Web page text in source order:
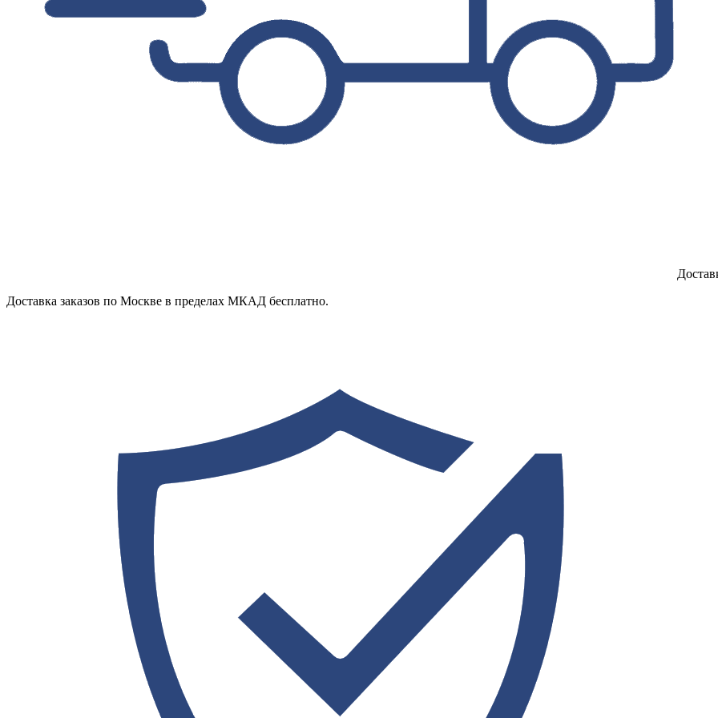
Доставка заказов по Москве в пределах МКАД бесплатно.